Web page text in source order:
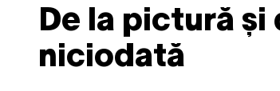
De la pictură și
niciodată